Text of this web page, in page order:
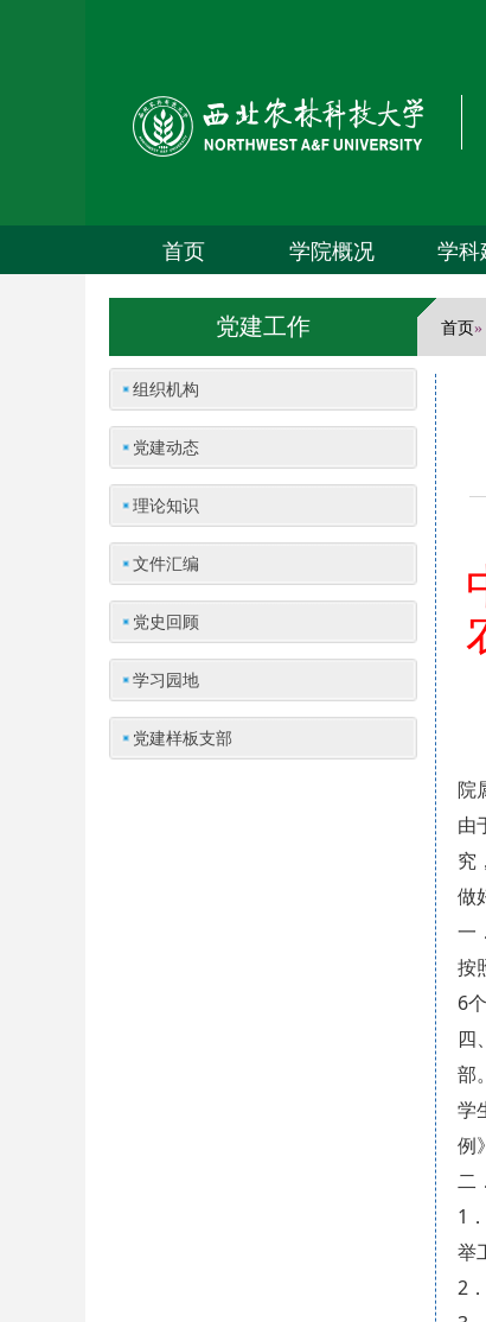
首页 学院概况 学科
党建工作 首页»
组织机构
党建动态
理论知识
文件汇编
党史回顾
学习园地
党建样板支部
院
由
究
做
一
按
6
四
部。
学
例
二
1
举
2